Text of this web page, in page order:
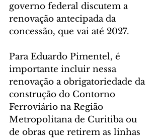
governo federal discutem a
renovação antecipada da
concessão, que vai até 2027.
Para Eduardo Pimentel, é
importante incluir nessa
renovação a obrigatoriedade da
construção do Contorno
Ferroviário na Região
Metropolitana de Curitiba ou
de obras que retirem as linhas